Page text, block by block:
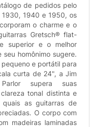
de pedidos pelo
1940 e 1950, os
o charme e o
Gretsch® flat-
superior e o melhor
homônimo sugere.
e portátil para
curta de 24", a Jim
supera suas
tonal distinta e
quais as guitarras de
O corpo com
madeiras laminadas